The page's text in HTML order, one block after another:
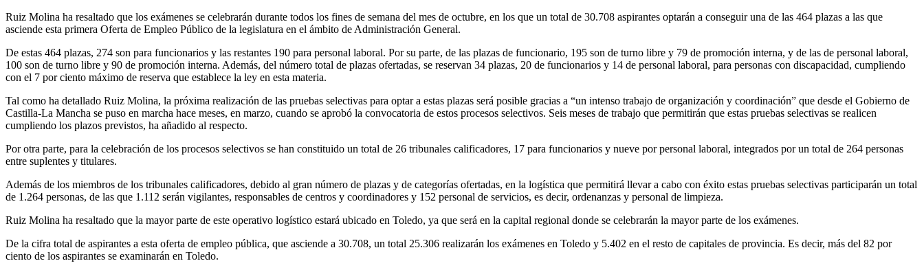
Ruiz Molina ha resaltado que los exámenes se celebrarán durante todos los fines de semana del mes de octubre, en los que un total de 30.708 aspirantes optarán a conseguir una de las 464 plazas a las que
asciende esta primera Oferta de Empleo Público de la legislatura en el ámbito de Administración General.
De estas 464 plazas, 274 son para funcionarios y las restantes 190 para personal laboral. Por su parte, de las plazas de funcionario, 195 son de turno libre y 79 de promoción interna, y de las de personal laboral,
100 son de turno libre y 90 de promoción interna. Además, del número total de plazas ofertadas, se reservan 34 plazas, 20 de funcionarios y 14 de personal laboral, para personas con discapacidad, cumpliendo
con el 7 por ciento máximo de reserva que establece la ley en esta materia.
Tal como ha detallado Ruiz Molina, la próxima realización de las pruebas selectivas para optar a estas plazas será posible gracias a “un intenso trabajo de organización y coordinación” que desde el Gobierno de
Castilla-La Mancha se puso en marcha hace meses, en marzo, cuando se aprobó la convocatoria de estos procesos selectivos. Seis meses de trabajo que permitirán que estas pruebas selectivas se realicen
cumpliendo los plazos previstos, ha añadido al respecto.
Por otra parte, para la celebración de los procesos selectivos se han constituido un total de 26 tribunales calificadores, 17 para funcionarios y nueve por personal laboral, integrados por un total de 264 personas
entre suplentes y titulares.
Además de los miembros de los tribunales calificadores, debido al gran número de plazas y de categorías ofertadas, en la logística que permitirá llevar a cabo con éxito estas pruebas selectivas participarán un total
de 1.264 personas, de las que 1.112 serán vigilantes, responsables de centros y coordinadores y 152 personal de servicios, es decir, ordenanzas y personal de limpieza.
Ruiz Molina ha resaltado que la mayor parte de este operativo logístico estará ubicado en Toledo, ya que será en la capital regional donde se celebrarán la mayor parte de los exámenes.
De la cifra total de aspirantes a esta oferta de empleo pública, que asciende a 30.708, un total 25.306 realizarán los exámenes en Toledo y 5.402 en el resto de capitales de provincia. Es decir, más del 82 por
ciento de los aspirantes se examinarán en Toledo.